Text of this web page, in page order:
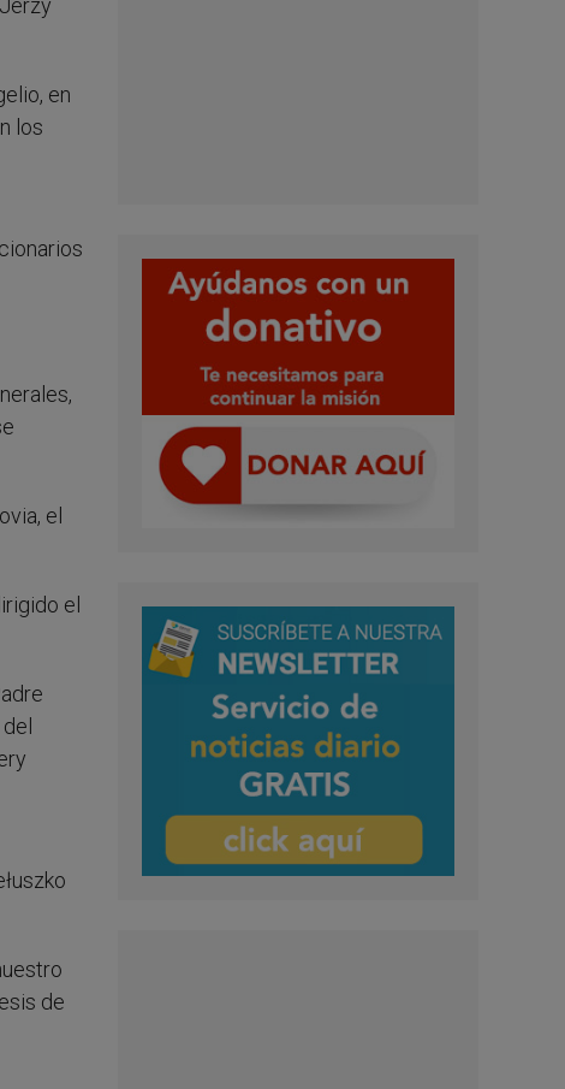
en
los
el
el
de